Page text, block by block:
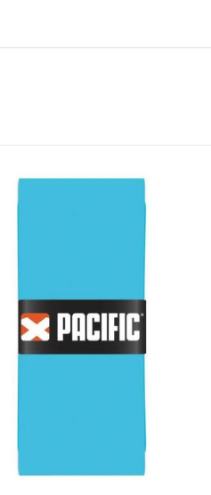
TOEVOEGEN AAN WINKELWAGEN
DETAILS